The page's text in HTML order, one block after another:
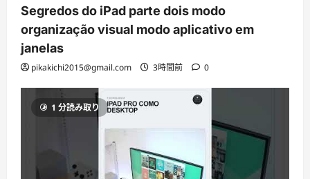
Segredos do iPad parte dois modo
organização visual modo aplicativo em
janelas
pikakichi2015@gmail.com 3時間前 0
1 分読み取り